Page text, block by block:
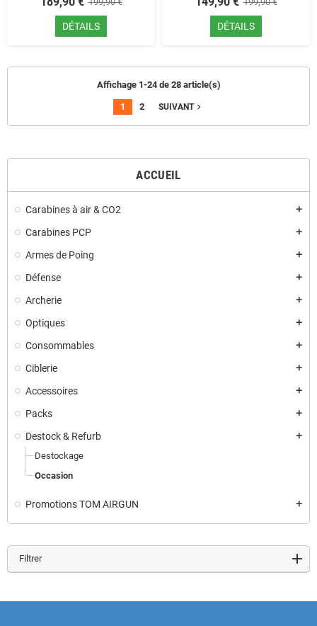
ACCUEIL
Carabines à air & CO2 add
Carabines PCP add
Armes de Poing add
Défense add
Archerie add
Optiques add
Consommables add
Ciblerie add
Accessoires add
Packs add
Destock & Refurb add
Destockage
Occasion
Promotions TOM AIRGUN add
Filtrer
DÉTAILS DÉTAILS
Affichage 1-24 de 28 article(s)
1 2 SUIVANTnavigate_next